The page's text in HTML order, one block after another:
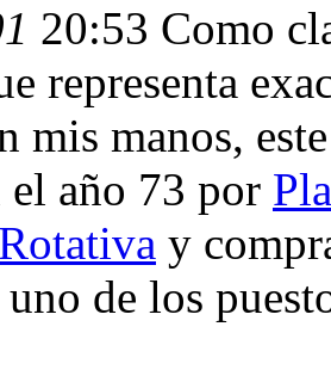
20:53 Como
representa
mis manos,
el año 73 por
y
de los